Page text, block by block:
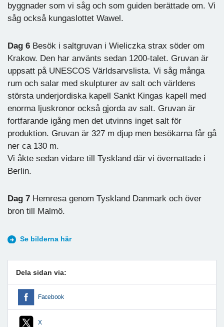
byggnader som vi såg och som guiden berättade om. Vi
såg också kungaslottet Wawel.
Dag 6 Besök i saltgruvan i Wieliczka strax söder om
Krakow. Den har använts sedan 1200-talet. Gruvan är
uppsatt på UNESCOS Världsarvslista. Vi såg många
rum och salar med skulpturer av salt och världens
största underjordiska kapell Sankt Kingas kapell med
enorma ljuskronor också gjorda av salt. Gruvan är
fortfarande igång men det utvinns inget salt för
produktion. Gruvan är 327 m djup men besökarna får gå
ner ca 130 m.
Vi åkte sedan vidare till Tyskland där vi övernattade i
Berlin.
Dag 7 Hemresa genom Tyskland Danmark och över
bron till Malmö.
Se bilderna här
Dela sidan via:
Facebook
X